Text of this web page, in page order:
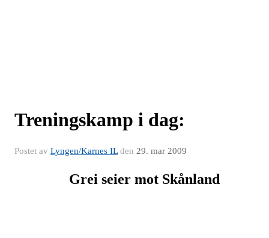
Treningskamp i dag:
Postet av Lyngen/Karnes ILden 29. mar 2009
Grei seier mot Skånland